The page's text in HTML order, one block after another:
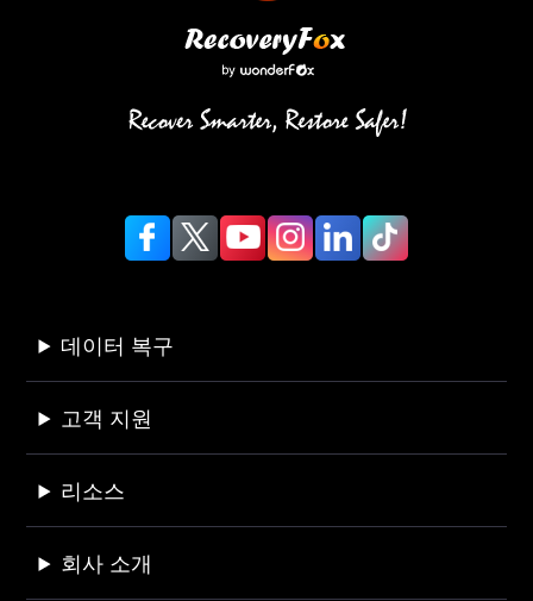
데이터 복구
고객 지원
리소스
회사 소개